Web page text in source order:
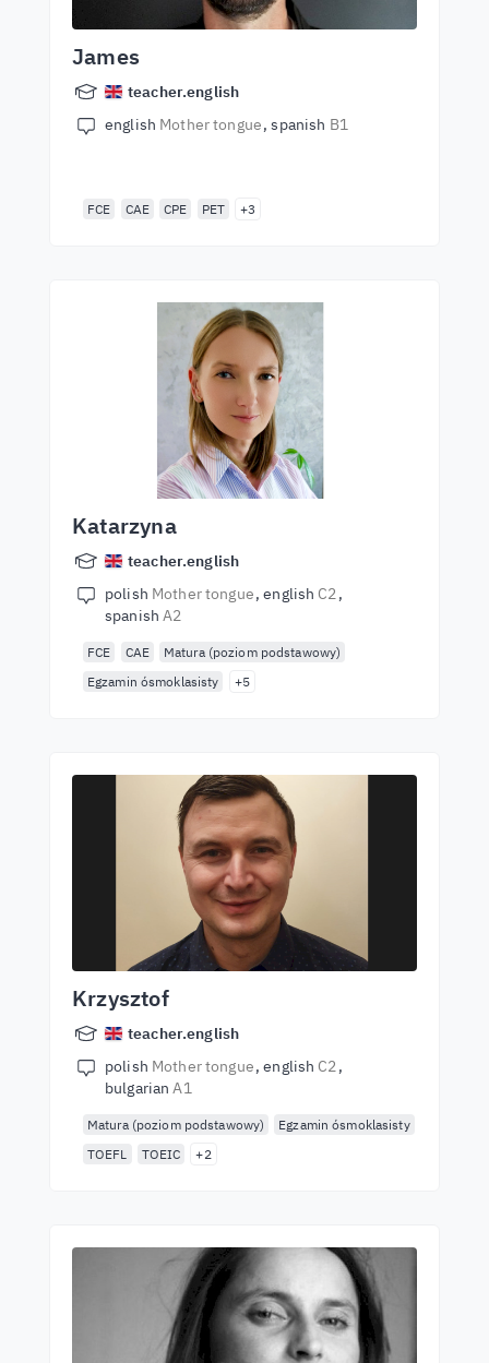
James
teacher.english
english Mother tongue spanish B1
FCE CAE CPE PET +3
Katarzyna
teacher.english
polish Mother tongue english C2
spanishA2
FCE CAE
Matura (poziom podstawowy)
Egzamin ósmoklasisty
+5
Krzysztof
teacher.english
polish Mother tongue english C2
bulgarianA1
Matura (poziom podstawowy)
Egzamin ósmoklasisty
TOEFL
TOEIC +2